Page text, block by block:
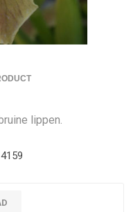
lippen.
4159